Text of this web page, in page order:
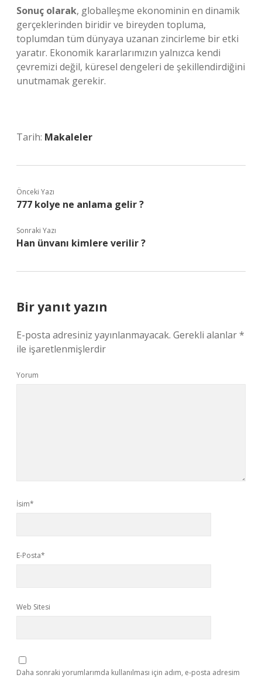
Sonuç olarak, globalleşme ekonominin en dinamik
gerçeklerinden biridir ve bireyden topluma,
toplumdan tüm dünyaya uzanan zincirleme bir etki
yaratır. Ekonomik kararlarımızın yalnızca kendi
çevremizi değil, küresel dengeleri de şekillendirdiğini
unutmamak gerekir.
Tarih: Makaleler
Önceki Yazı
777 kolye ne anlama gelir ?
Sonraki Yazı
Han ünvanı kimlere verilir ?
Bir yanıt yazın
E-posta adresiniz yayınlanmayacak. Gerekli alanlar*
ile işaretlenmişlerdir
Yorum
İsim*
E-Posta*
Web Sitesi
Daha sonraki yorumlarımda kullanılması için adım, e-posta adresim